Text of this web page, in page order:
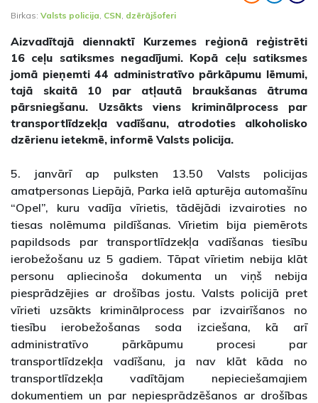
Birkas: Valsts policija CSN dzērājšoferi
Aizvadītajā diennaktī Kurzemes reģionā reģistrēti
16 ceļu satiksmes negadījumi. Kopā ceļu satiksmes
jomā pieņemti 44 administratīvo pārkāpumu lēmumi,
tajā skaitā 10 par atļautā braukšanas ātruma
pārsniegšanu. Uzsākts viens kriminālprocess par
transportlīdzekļa vadīšanu, atrodoties alkoholisko
dzērienu ietekmē, informē Valsts policija.
5. janvārī ap pulksten 13.50 Valsts policijas
amatpersonas Liepājā, Parka ielā apturēja automašīnu
“Opel”, kuru vadīja vīrietis, tādējādi izvairoties no
tiesas nolēmuma pildīšanas. Vīrietim bija piemērots
papildsods par transportlīdzekļa vadīšanas tiesību
ierobežošanu uz 5 gadiem. Tāpat vīrietim nebija klāt
personu apliecinoša dokumenta un viņš nebija
piesprādzējies ar drošības jostu. Valsts policijā pret
vīrieti uzsākts kriminālprocess par izvairīšanos no
tiesību ierobežošanas soda izciešana, kā arī
administratīvo pārkāpumu procesi par
transportlīdzekļa vadīšanu, ja nav klāt kāda no
transportlīdzekļa vadītājam nepieciešamajiem
dokumentiem un par nepiesprādzēšanos ar drošības